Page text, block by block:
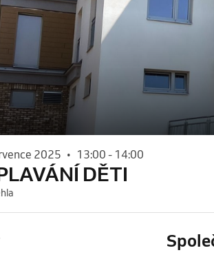
2025 • 13:00 - 14:00
DĚTI